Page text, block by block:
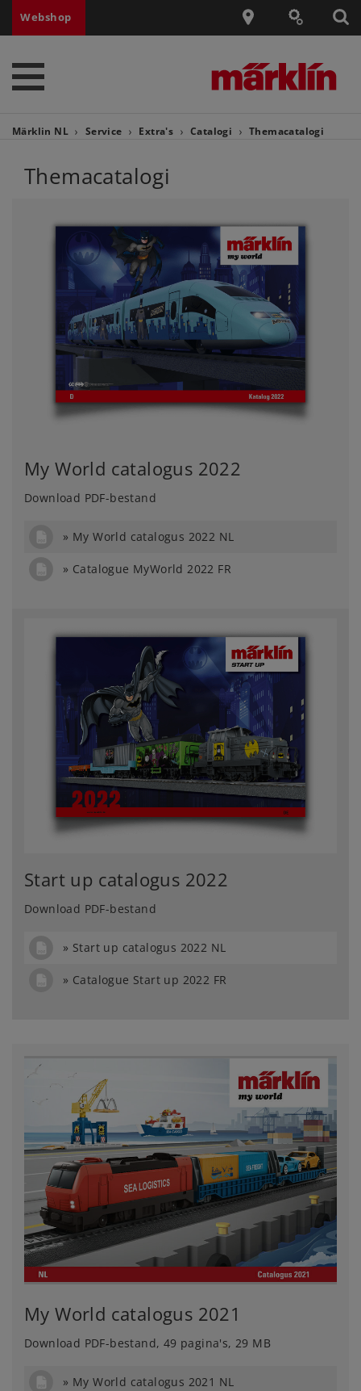
Webshop
Märklin NL Service Extra's Catalogi Themacatalogi
Themacatalogi
My World catalogus 2022
Download PDF-bestand
My World catalogus 2022 NL
Catalogue MyWorld 2022 FR
Start up catalogus 2022
Download PDF-bestand
Start up catalogus 2022 NL
Catalogue Start up 2022 FR
My World catalogus 2021
Download PDF-bestand, 49 pagina's, 29 MB
My World catalogus 2021 NL